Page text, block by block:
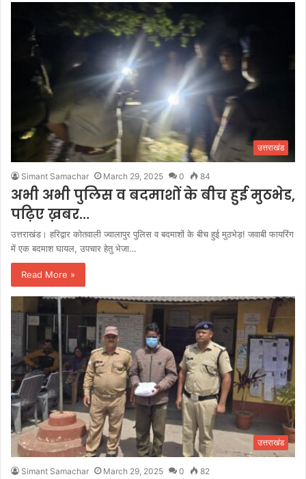
उत्तराखंड
Simant Samachar March 29, 2025 0 84
अभी अभी पुलिस व बदमाशों के बीच हुई मुठभेड,
पढ़िए ख़बर…
उत्तराखंड। हरिद्वार कोतवाली ज्वालापुर पुलिस व बदमाशों के बीच हुई मुठभेड़! जवाबी फायरिंग
में एक बदमाश घायल, उपचार हेतु भेजा…
Read More »
उत्तराखंड
Simant Samachar March 29, 2025 0 82